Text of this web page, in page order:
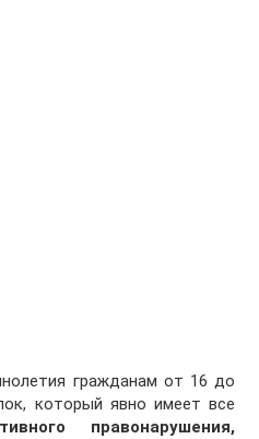
гражданам от 16 до
который явно имеет все
правонарушения,